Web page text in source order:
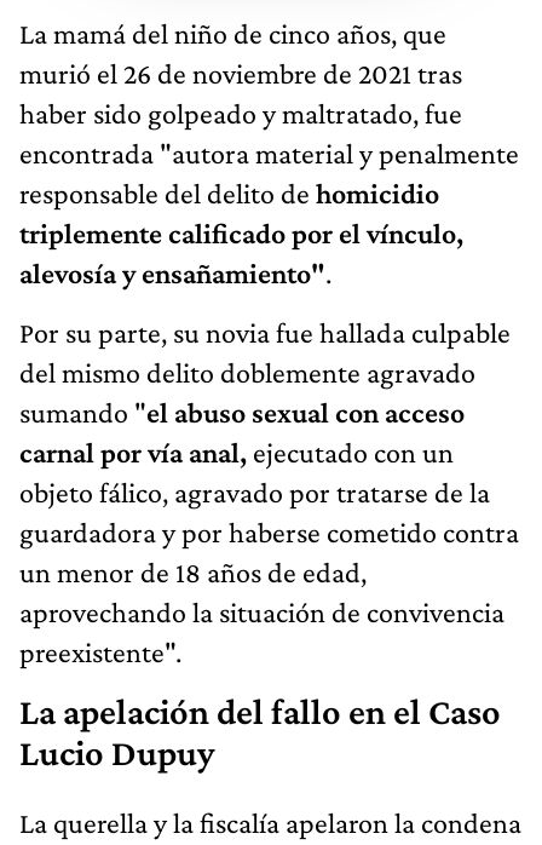
La mamá del niño de cinco años, que
murió el 26 de noviembre de 2021 tras
haber sido golpeado y maltratado, fue
encontrada "autora material y penalmente
responsable del delito de homicidio
triplemente calificado por el vínculo,
alevosía y ensañamiento".
Por su parte, su novia fue hallada culpable
del mismo delito doblemente agravado
sumando "el abuso sexual con acceso
carnal por vía anal, ejecutado con un
objeto fálico, agravado por tratarse de la
guardadora y por haberse cometido contra
un menor de 18 años de edad,
aprovechando la situación de convivencia
preexistente".
La apelación del fallo en el Caso
Lucio Dupuy
La querella y la fiscalía apelaron la condena